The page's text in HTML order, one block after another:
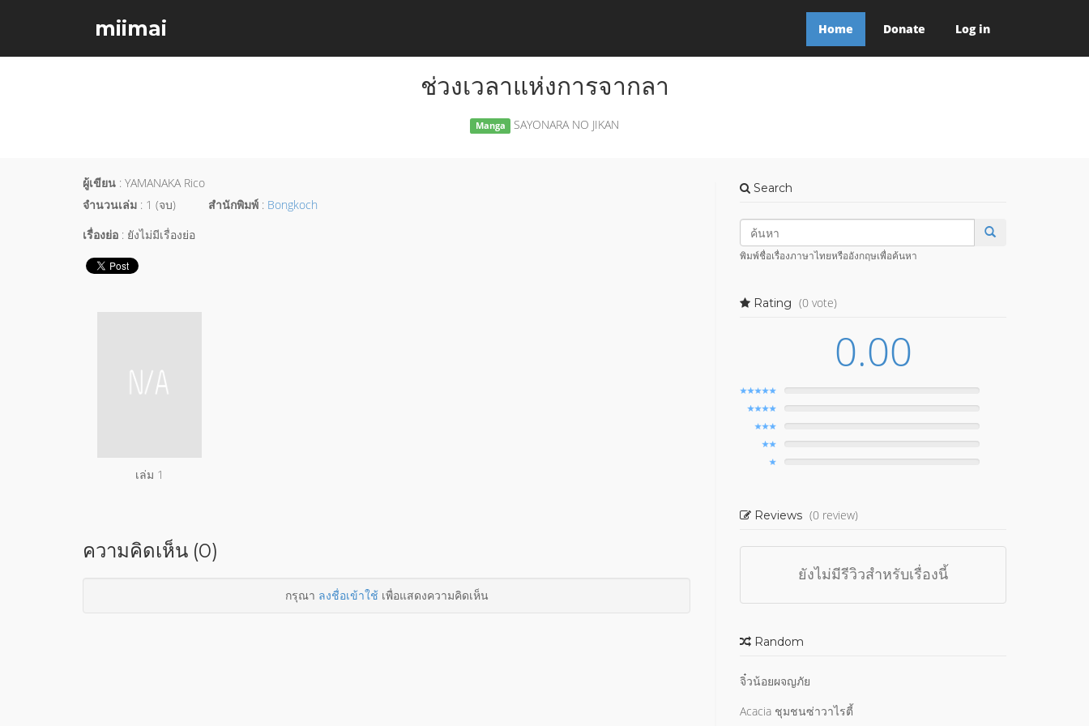
miimai Home Donate Log in
ช่วงเวลาแห่งการจากลา
Manga SAYONARA NO JIKAN
ผู้เขียน : YAMANAKA Rico
จำนวนเล่ม : 1 (จบ) สำนักพิมพ์ : Bongkoch
เรื่องย่อ : ยังไม่มีเรื่องย่อ
เล่ม 1
ความคิดเห็น (0)
กรุณา ลงชื่อเข้าใช้เพื่อแสดงความคิดเห็น
Search
พิมพ์ชื่อเรื่องภาษาไทยหรืออังกฤษเพื่อค้นหา
Rating (0 vote)
0.00
Reviews (0 review)
ยังไม่มีรีวิวสำหรับเรื่องนี้
Random
จิ๋วน้อยผจญภัย
Acacia ชุมชนซ่าวาไรตี้